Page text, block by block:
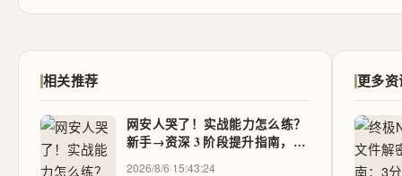
相关推荐
网安人哭了！实战能力怎么练？
新手→资深 3 阶段提升指南，直
接抄
2026/8/6 15:43:24
更多资